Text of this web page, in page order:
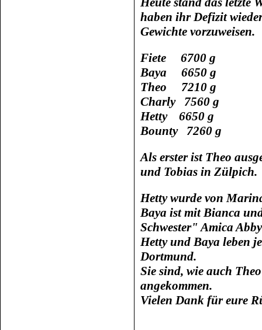
haben ihr Defizit
Gewichte vorzuweisen.
Fiete 6700 g
Baya 6650 g
Theo 7210 g
Charly 7560 g
Hetty 6650 g
Bounty 7260 g
Als erster ist Theo
und Tobias in Zülpich.
Hetty wurde von
Baya ist mit Bianca
Schwester" Amica
Hetty und Baya leben
Dortmund.
Sie sind, wie auch
angekommen.
Vielen Dank für eure